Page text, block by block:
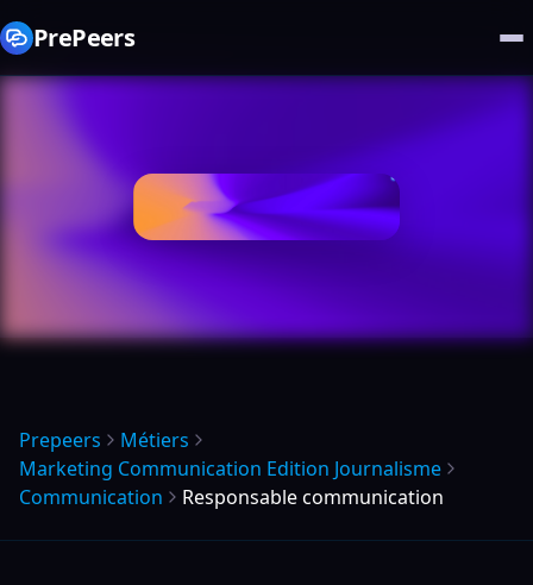
PrePeers
Prepeers
Métiers
Marketing Communication Edition Journalisme
Communication
Responsable communication